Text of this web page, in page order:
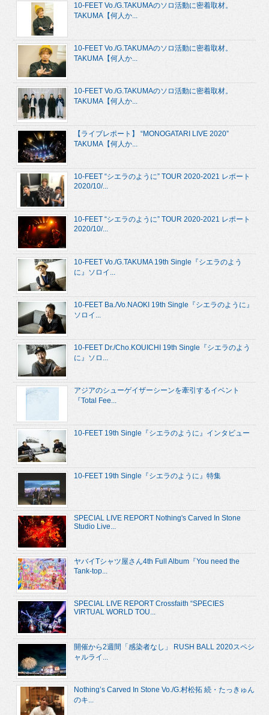
10-FEET Vo./G.TAKUMAのソロ活動に密着取材。
TAKUMA【何人か...
10-FEET Vo./G.TAKUMAのソロ活動に密着取材。
TAKUMA【何人か...
10-FEET Vo./G.TAKUMAのソロ活動に密着取材。
TAKUMA【何人か...
【ライブレポート】 “MONOGATARI LIVE 2020”
TAKUMA【何人か...
10-FEET “シエラのように” TOUR 2020-2021 レポート
2020/10/...
10-FEET “シエラのように” TOUR 2020-2021 レポート
2020/10/...
10-FEET Vo./G.TAKUMA 19th Single『シエラのよう
に』ソロイ...
10-FEET Ba./Vo.NAOKI 19th Single『シエラのように』
ソロイ...
10-FEET Dr./Cho.KOUICHI 19th Single『シエラのよう
に』ソロ...
アジアのシューゲイザーシーンを牽引するイベント
『Total Fee...
10-FEET 19th Single『シエラのように』インタビュー
10-FEET 19th Single『シエラのように』特集
SPECIAL LIVE REPORT Nothing's Carved In Stone
Studio Live...
ヤバイTシャツ屋さん4th Full Album『You need the
Tank-top...
SPECIAL LIVE REPORT Crossfaith “SPECIES
VIRTUAL WORLD TOU...
開催から2週間「感染者なし」 RUSH BALL 2020スペシ
ャルライ...
Nothing’s Carved In Stone Vo./G.村松拓 続・たっきゅん
のキ...